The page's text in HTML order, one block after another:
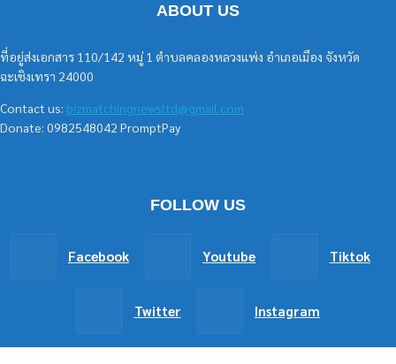
ABOUT US
ที่อยู่ส่งเอกสาร 110/142 หมู่ 1 ตำบลคลองหลวงแพ่ง อำเภอเมือง จังหวัด
ฉะเชิงเทรา 24000
Contact us: bizmatchingnewsltd@gmail.com
Donate: 0982548042 PromptPay
FOLLOW US
Facebook Youtube Tiktok
Twitter Instagram